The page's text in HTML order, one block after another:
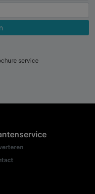
service